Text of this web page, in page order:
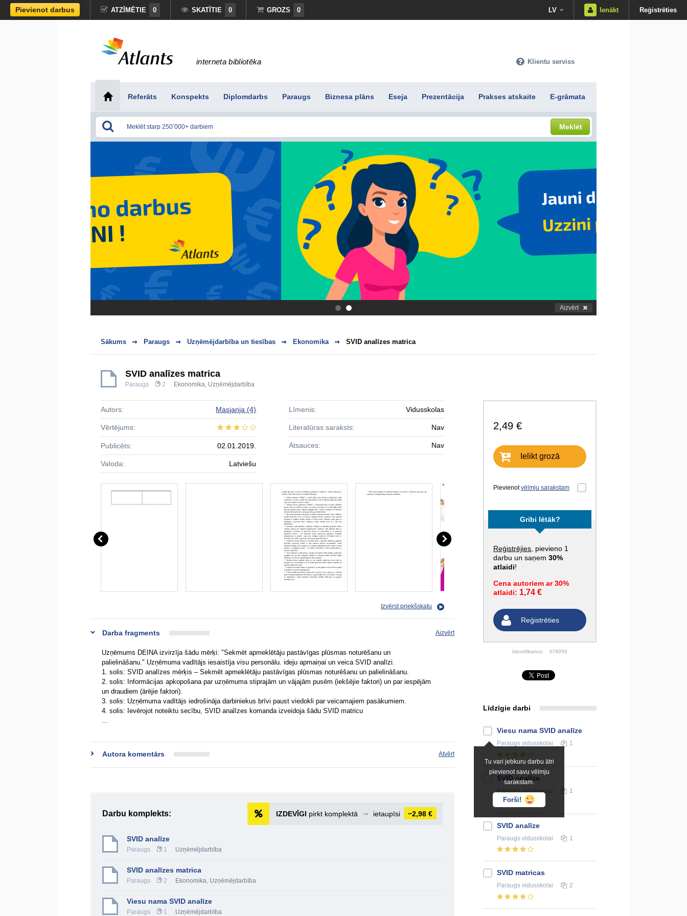
Pievienot darbus ATZĪMĒTIE 0 SKATĪTIE 0 GROZS 0 LV Ienākt Reģistrēties
interneta bibliotēka Klientu serviss
Referāts Konspekts Diplomdarbs Paraugs Biznesa plāns Eseja Prezentācija Prakses atskaite E-grāmata
Meklēt
. Aizvērt
Sākums Paraugs Uzņēmējdarbība un tiesības Ekonomika SVID analīzes matrica
SVID analīzes matrica
Paraugs 2 Ekonomika, Uzņēmējdarbība
2,49 €
Ielikt grozā
Pievienotvēlmju sarakstam
Gribi lētāk?
Reģistrējies , pievieno 1
darbu un saņem 30%
atlaidi!
Cena autoriem ar 30%
atlaidi: 1,74 €
Reģistrēties
Identifikators: 379056
Autors: Masjanja (4)
Vērtējums:
Publicēts: 02.01.2019.
Valoda: Latviešu
Līmenis: Vidusskolas
Literatūras saraksts: Nav
Atsauces: Nav
Izvērst priekšskatu
Darba fragments Aizvērt
Uzņēmums DEINA izvirzīja šādu mērķi: "Sekmēt apmeklētāju pastāvīgas plūsmas noturēšanu un
palielināšanu." Uzņēmuma vadītājs iesaistīja visu personālu. ideju apmaiņai un veica SVID analīzi.
1. solis: SVID analīzes mērķis – Sekmēt apmeklētāju pastāvīgas plūsmas noturēšanu un palielināšanu.
2. solis: Informācijas apkopošana par uzņēmuma stiprajām un vājajām pusēm (iekšējie faktori) un par iespējām
un draudiem (ārējie faktori).
3. solis: Uzņēmuma vadītājs iedrošināja darbiniekus brīvi paust viedokli par veicamajiem pasākumiem.
4. solis: Ievērojot noteiktu secību, SVID analīzes komanda izveidoja šādu SVID matricu
…
Autora komentārs Atvērt
Darbu komplekts: IZDEVĪGI pirkt komplektā ➞ ietaupīsi −2,98 €
SVID analīze
Paraugs 1 Uzņēmējdarbība
SVID analīzes matrica
Paraugs 2 Ekonomika, Uzņēmējdarbība
Viesu nama SVID analīze
Paraugs 1 Uzņēmējdarbība
Līdzīgie darbi
Tu vari jebkuru darbu ātri
pievienot savu vēlmju
sarakstam.
Forši!
Viesu nama SVID analīze
Paraugs vidusskolai 1
SVID analīze
Paraugsvidusskolai 1
SVID analīze
Paraugs vidusskolai 1
SVID matricas
Paraugs vidusskolai 2